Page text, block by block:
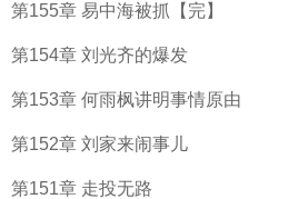
第155章 易中海被抓【完】
第154章 刘光齐的爆发
第153章 何雨枫讲明事情原由
第152章 刘家来闹事儿
第151章 走投无路